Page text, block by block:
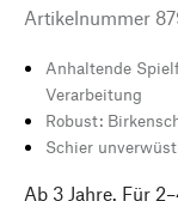
Artikelnummer
Anhaltende
Verarbeitung
Robust:
Schier
Ab 3 Jahre. Für